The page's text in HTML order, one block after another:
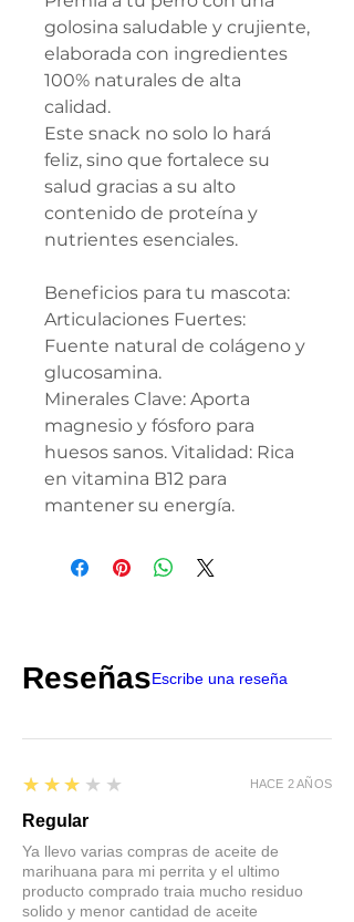
golosina saludable y crujiente,
elaborada con ingredientes
100% naturales de alta
calidad.
Este snack no solo lo hará
feliz, sino que fortalece su
salud gracias a su alto
contenido de proteína y
nutrientes esenciales. ​
Beneficios para tu mascota: ​
Articulaciones Fuertes:
Fuente natural de colágeno y
glucosamina.
​Minerales Clave: Aporta
magnesio y fósforo para
huesos sanos. ​Vitalidad: Rica
en vitamina B12 para
mantener su energía.
ReseñasEscribe una reseña
3
★★★★★
Regular
Ya llevo varias compras de aceite de
marihuana para mi perrita y el ultimo
producto comprado traia mucho residuo
solido y menor cantidad de aceite
HACE 2 AÑOS